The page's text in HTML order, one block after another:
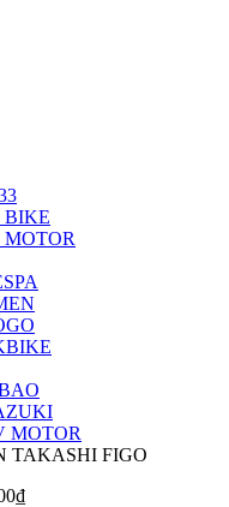
MOTOR
TAKASHI FIGO